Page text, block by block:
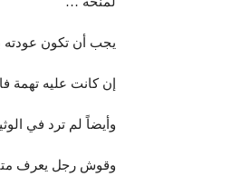
يجب أن تكون عودته
إن كانت عليه تهمة
وأيضاً لم ترد في
وقوش رجل يعرف